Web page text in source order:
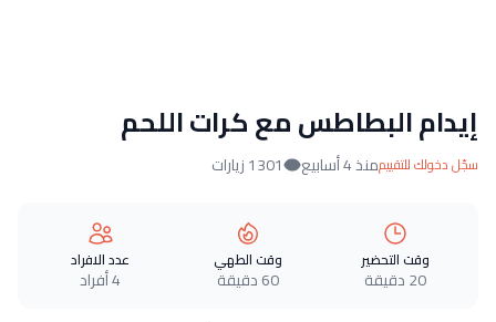
إيدام البطاطس مع كرات اللحم
سجّل دخولك للتقييممنذ 4 أسابيع 1301 زيارات
وقت التحضير
20 دقيقة
وقت الطهي
60 دقيقة
عدد الافراد
4 أفراد